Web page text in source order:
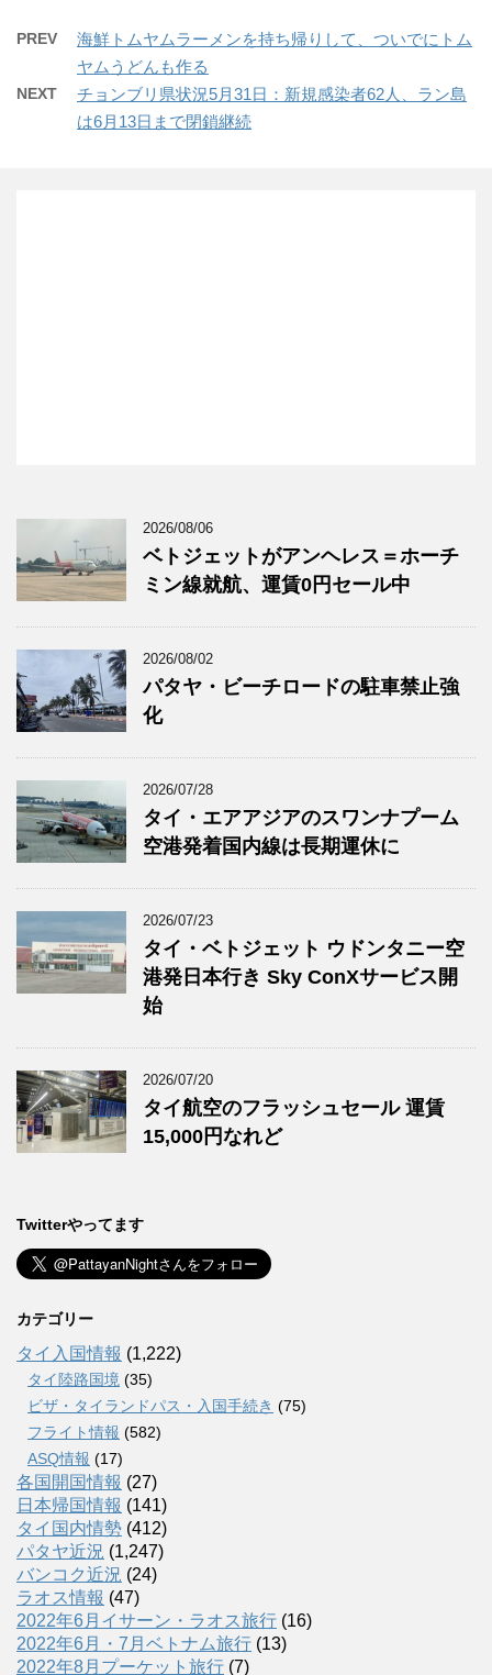
PREV
海鮮トムヤムラーメンを持ち帰りして、ついでにトム
ヤムうどんも作る
NEXT
チョンブリ県状況5月31日：新規感染者62人、ラン島
は6月13日まで閉鎖継続
2026/08/06
ベトジェットがアンヘレス＝ホーチ
ミン線就航、運賃0円セール中
2026/08/02
パタヤ・ビーチロードの駐車禁止強
化
2026/07/28
タイ・エアアジアのスワンナプーム
空港発着国内線は長期運休に
2026/07/23
タイ・ベトジェット ウドンタニー空
港発日本行き Sky ConXサービス開
始
2026/07/20
タイ航空のフラッシュセール 運賃
15,000円なれど
Twitterやってます
カテゴリー
タイ入国情報 (1,222)
タイ陸路国境 (35)
ビザ・タイランドパス・入国手続き (75)
フライト情報 (582)
ASQ情報 (17)
各国開国情報 (27)
日本帰国情報 (141)
タイ国内情勢 (412)
パタヤ近況 (1,247)
バンコク近況 (24)
ラオス情報 (47)
2022年6月イサーン・ラオス旅行 (16)
2022年6月・7月ベトナム旅行 (13)
2022年8月プーケット旅行 (7)